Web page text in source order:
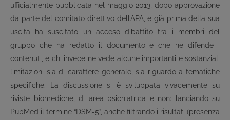
ufficialmente pubblicata nel maggio 2013, dopo approvazione
da parte del comitato direttivo dell’APA, e già prima della sua
uscita ha suscitato un acceso dibattito tra i membri del
gruppo che ha redatto il documento e che ne difende i
contenuti, e chi invece ne vede alcune importanti e sostanziali
limitazioni sia di carattere generale, sia riguardo a tematiche
specifiche. La discussione si è sviluppata vivacemente su
riviste biomediche, di area psichiatrica e non: lanciando su
PubMed il termine “DSM-5”, anche filtrando i risultati (presenza